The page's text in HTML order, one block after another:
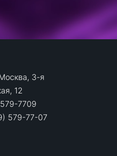
3-я
12
7709
579-77-07